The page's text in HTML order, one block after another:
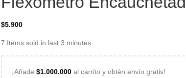
$5.900
7 Items sold in last 3 minutes
¡Añade $1.000.000 al carrito y obtén envío gratis!